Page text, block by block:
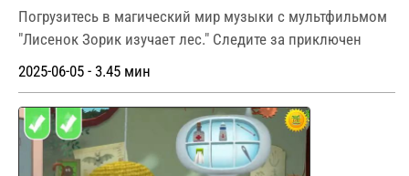
Погрузитесь в магический мир музыки с мультфильмом
"Лисенок Зорик изучает лес." Следите за приключен
2025-06-05 - 3.45 мин